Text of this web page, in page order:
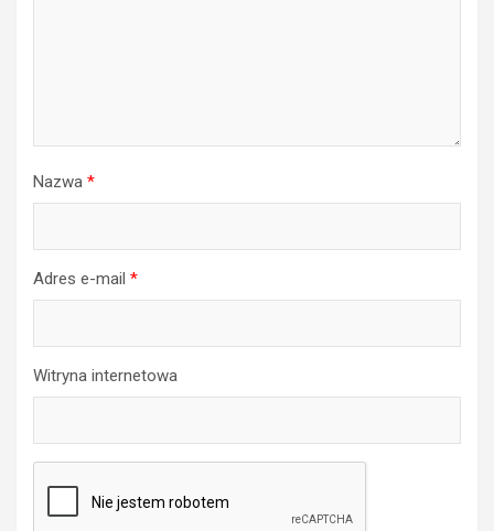
Nazwa *
Adres e-mail *
Witryna internetowa